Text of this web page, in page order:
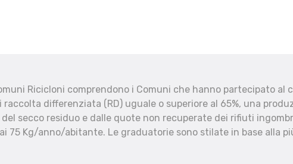
Ricicloni comprendono i Comuni che hanno partecipato al
raccolta differenziata (RD) uguale o superiore al 65%, una
del secco residuo e dalle quote non recuperate dei rifiuti
75 Kg/anno/abitante. Le graduatorie sono stilate in base alla